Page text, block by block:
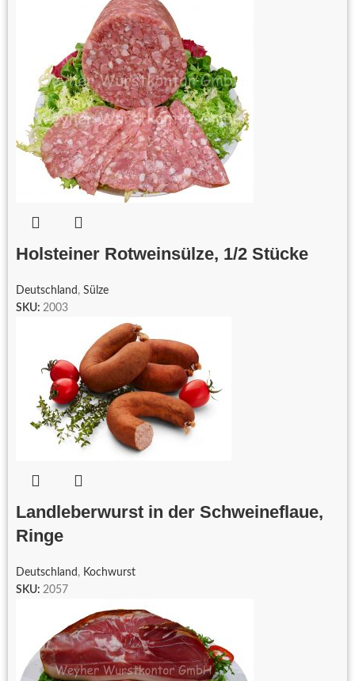
Holsteiner Rotweinsülze, 1/2 Stücke
Deutschland , Sülze
SKU: 2003
Landleberwurst in der Schweineflaue,
Ringe
Deutschland , Kochwurst
SKU: 2057